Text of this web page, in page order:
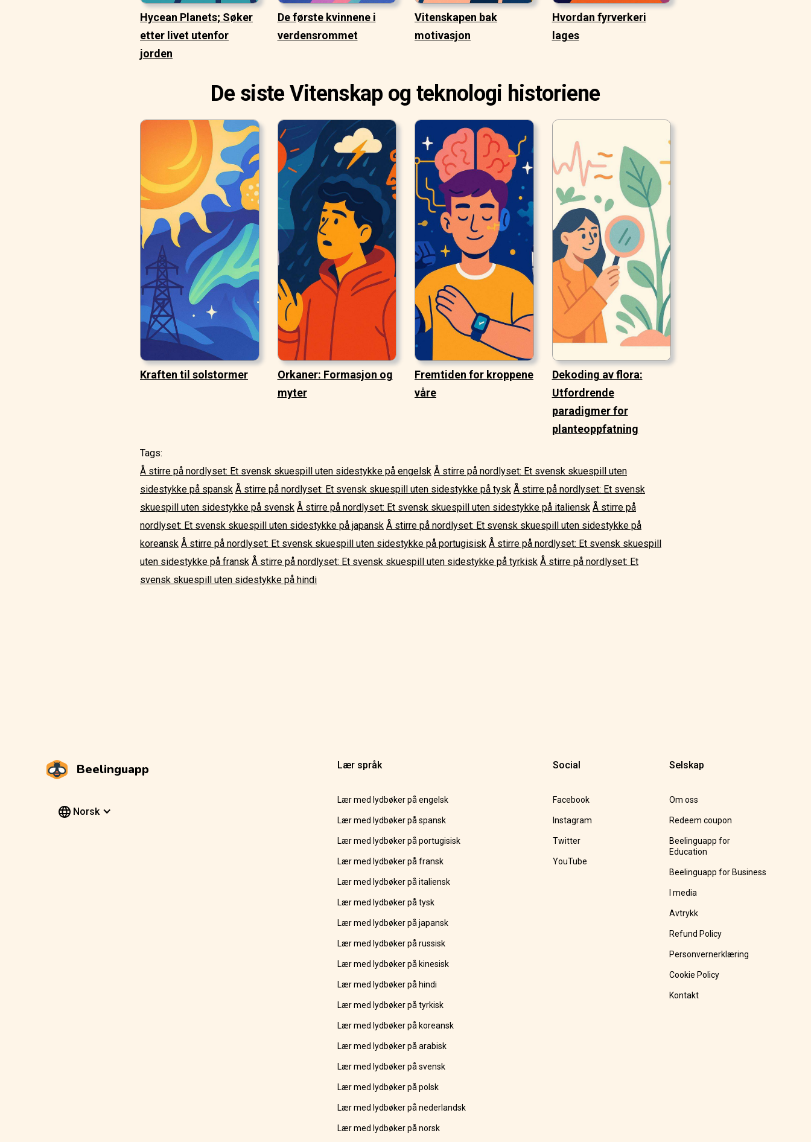
Hycean Planets; Søker
etter livet utenfor
jorden
De første kvinnene i
verdensrommet
Vitenskapen bak
motivasjon
Hvordan fyrverkeri
lages
De siste Vitenskap og teknologi historiene
Kraften til solstormer
Orkaner: Formasjon og
myter
Fremtiden for kroppene
våre
Dekoding av flora:
Utfordrende
paradigmer for
planteoppfatning
Tags:
Å stirre på nordlyset: Et svensk skuespill uten sidestykke på engelsk Å stirre på nordlyset: Et svensk skuespill uten
sidestykke på spansk Å stirre på nordlyset: Et svensk skuespill uten sidestykke på tysk Å stirre på nordlyset: Et svensk
skuespill uten sidestykke på svensk Å stirre på nordlyset: Et svensk skuespill uten sidestykke på italiensk Å stirre på
nordlyset: Et svensk skuespill uten sidestykke på japansk Å stirre på nordlyset: Et svensk skuespill uten sidestykke på
koreansk Å stirre på nordlyset: Et svensk skuespill uten sidestykke på portugisisk Å stirre på nordlyset: Et svensk skuespill
uten sidestykke på fransk Å stirre på nordlyset: Et svensk skuespill uten sidestykke på tyrkisk Å stirre på nordlyset: Et
svensk skuespill uten sidestykke på hindi
Beelinguapp
Norsk
Lær språk
Lær med lydbøker på engelsk
Lær med lydbøker på spansk
Lær med lydbøker på portugisisk
Lær med lydbøker på fransk
Lær med lydbøker på italiensk
Lær med lydbøker på tysk
Lær med lydbøker på japansk
Lær med lydbøker på russisk
Lær med lydbøker på kinesisk
Lær med lydbøker på hindi
Lær med lydbøker på tyrkisk
Lær med lydbøker på koreansk
Lær med lydbøker på arabisk
Lær med lydbøker på svensk
Lær med lydbøker på polsk
Lær med lydbøker på nederlandsk
Lær med lydbøker på norsk
Social
Facebook
Instagram
Twitter
YouTube
Selskap
Om oss
Redeem coupon
Beelinguapp for
Education
Beelinguapp for Business
I media
Avtrykk
Refund Policy
Personvernerklæring
Cookie Policy
Kontakt